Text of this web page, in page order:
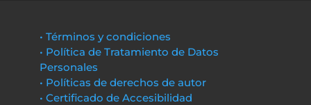
• Términos y condiciones
• Política de Tratamiento de Datos
Personales
• Políticas de derechos de autor
• Certificado de Accesibilidad